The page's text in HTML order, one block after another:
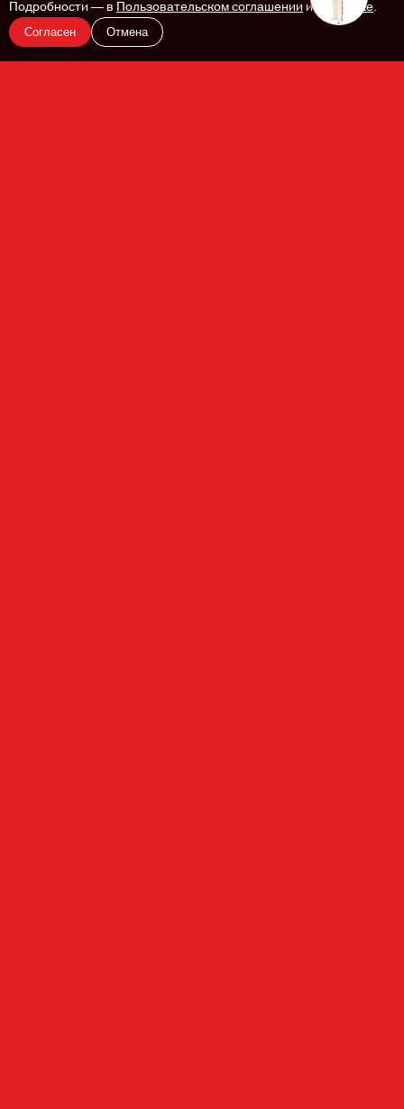
En
Подробности — вПользовательском соглашениии Политике.
Согласен Отмена